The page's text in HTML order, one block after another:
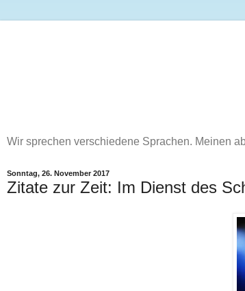
Wir sprechen verschiedene Sprachen. Meinen
Sonntag, 26. November 2017
Zitate zur Zeit: Im Dienst des